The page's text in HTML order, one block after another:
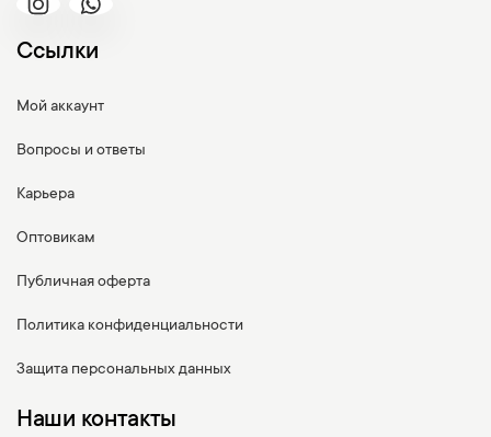
Ссылки
Мой аккаунт
Вопросы и ответы
Карьера
Оптовикам
Публичная оферта
Политика конфиденциальности
Защита персональных данных
Наши контакты